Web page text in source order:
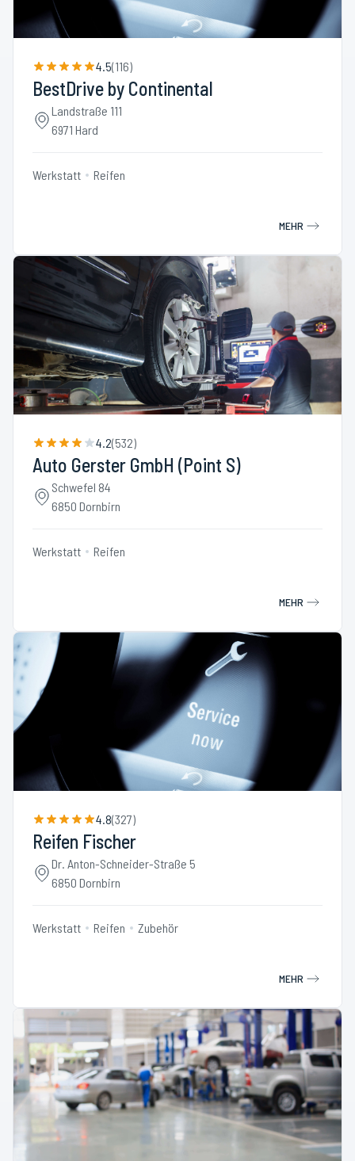
4.5(116)
BestDrive by Continental
Landstraße 111
6971 Hard
Werkstatt Reifen
MEHR
4.2(532)
Auto Gerster GmbH (Point S)
Schwefel 84
6850 Dornbirn
Werkstatt Reifen
MEHR
4.8(327)
Reifen Fischer
Dr. Anton-Schneider-Straße 5
6850 Dornbirn
Werkstatt Reifen Zubehör
MEHR